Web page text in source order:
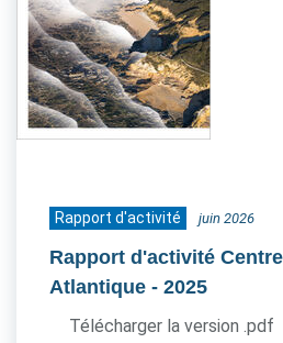
Rapport d'activité juin 2026
Rapport d'activité Centre
Atlantique - 2025
Télécharger la version .pdf